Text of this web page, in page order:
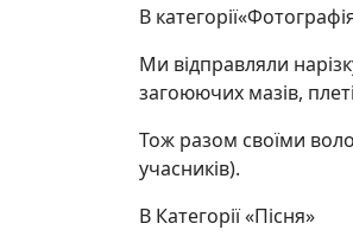
В
Ми відправляли
загоюючих мазів,
Тож разом своїми
учасників).
В Категорії «Пісня»